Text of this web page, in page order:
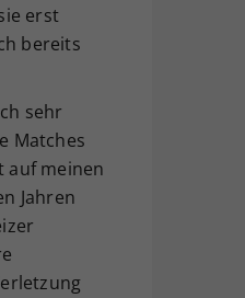
erst
bereits
sehr
Matches
auf meinen
Jahren